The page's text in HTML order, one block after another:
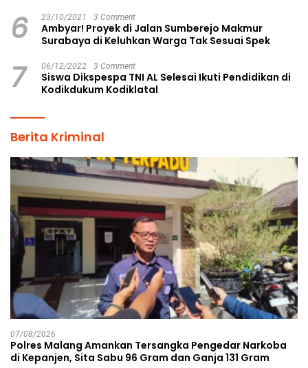
6 23/10/2021 3 Comment
Ambyar! Proyek di Jalan Sumberejo Makmur
Surabaya di Keluhkan Warga Tak Sesuai Spek
7 06/12/2022 3 Comment
Siswa Dikspespa TNI AL Selesai Ikuti Pendidikan di
Kodikdukum Kodiklatal
Berita Kriminal
07/08/2026
Polres Malang Amankan Tersangka Pengedar Narkoba
di Kepanjen, Sita Sabu 96 Gram dan Ganja 131 Gram